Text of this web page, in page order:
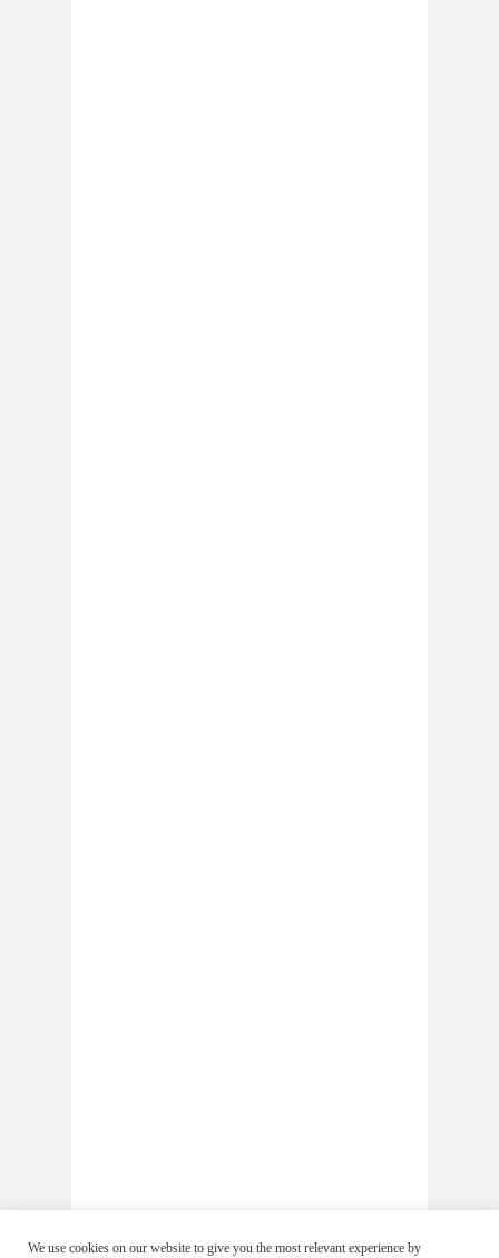
We use cookies on our website to give you the most relevant experience by